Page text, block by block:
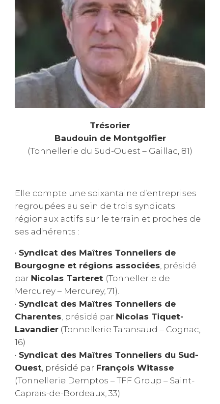
Trésorier
Baudouin de Montgolfier
(Tonnellerie du Sud-Ouest – Gaillac, 81)
Elle compte une soixantaine d’entreprises
regroupées au sein de trois syndicats
régionaux actifs sur le terrain et proches de
ses adhérents :
• Syndicat des Maîtres Tonneliers de
Bourgogne et régions associées, présidé
par Nicolas Tarteret (Tonnellerie de
Mercurey – Mercurey, 71).
• Syndicat des Maîtres Tonneliers de
Charentes, présidé par Nicolas Tiquet-
Lavandier (Tonnellerie Taransaud – Cognac,
16)
• Syndicat des Maîtres Tonneliers du Sud-
Ouest, présidé par François Witasse
(Tonnellerie Demptos – TFF Group – Saint-
Caprais-de-Bordeaux, 33)